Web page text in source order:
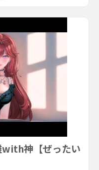
with神【ぜったい